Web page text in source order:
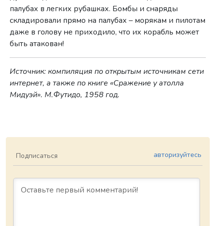
палубах в легких рубашках. Бомбы и снаряды
складировали прямо на палубах – морякам и пилотам
даже в голову не приходило, что их корабль может
быть атакован!
Источник: компиляция по открытым источникам сети
интернет, а также по книге «Сражение у атолла
Мидуэй». М.Футидо, 1958 год.
Подписаться авторизуйтесь